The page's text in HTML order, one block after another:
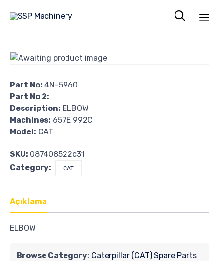

Part No: 4N-5960
Part No 2:
Description: ELBOW
Machines: 657E 992C
Model: CAT
SKU: 087408522c31
Category:
CAT
Açıklama
ELBOW
Browse Category: Caterpillar (CAT) Spare Parts